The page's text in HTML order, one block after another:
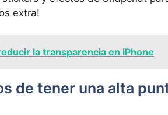
extra!
la transparencia en iPhone
de tener una alta